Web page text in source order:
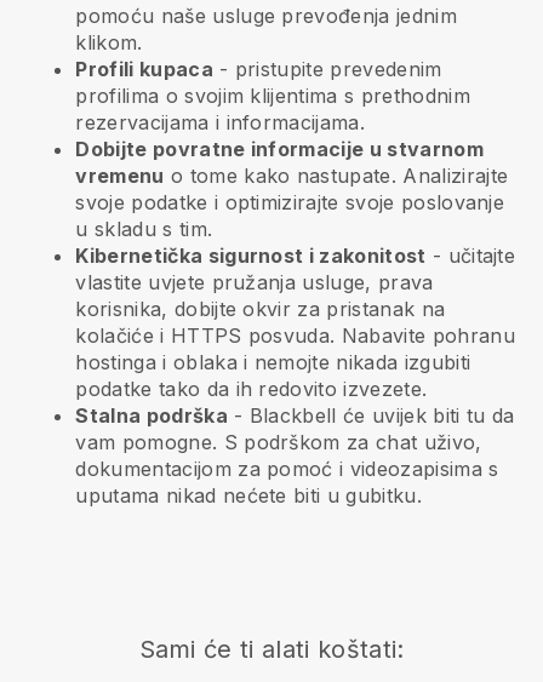
pomoću naše usluge prevođenja jednim
klikom.
Profili kupaca - pristupite prevedenim
profilima o svojim klijentima s prethodnim
rezervacijama i informacijama.
Dobijte povratne informacije u stvarnom
vremenu o tome kako nastupate. Analizirajte
svoje podatke i optimizirajte svoje poslovanje
u skladu s tim.
Kibernetička sigurnost i zakonitost - učitajte
vlastite uvjete pružanja usluge, prava
korisnika, dobijte okvir za pristanak na
kolačiće i HTTPS posvuda. Nabavite pohranu
hostinga i oblaka i nemojte nikada izgubiti
podatke tako da ih redovito izvezete.
Stalna podrška - Blackbell će uvijek biti tu da
vam pomogne. S podrškom za chat uživo,
dokumentacijom za pomoć i videozapisima s
uputama nikad nećete biti u gubitku.
Sami će ti alati koštati: